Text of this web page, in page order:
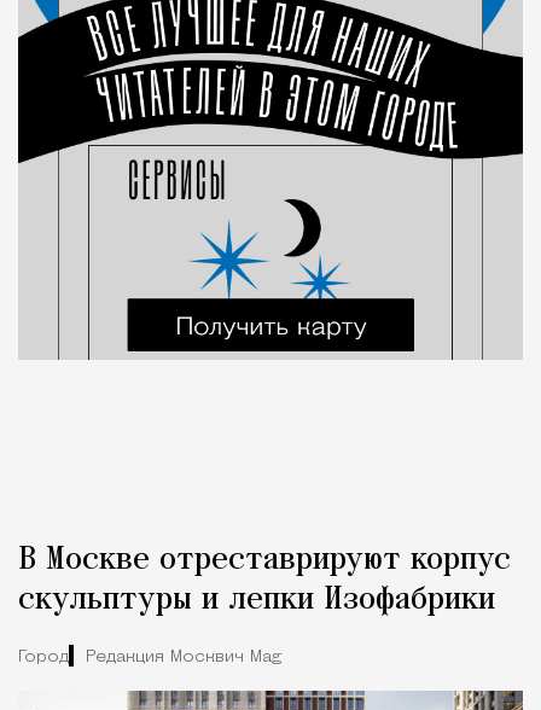
В Москве отреставрируют корпус
скульптуры и лепки Изофабрики
Город Редакция Москвич Mag